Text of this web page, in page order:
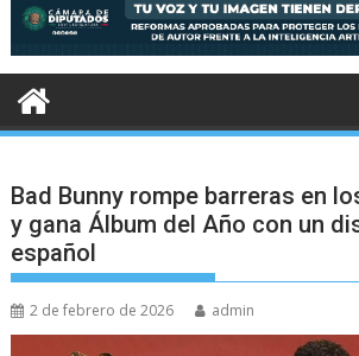
Bad Bunny rompe barreras en
y gana Álbum del Año con un
español
2 de febrero de 2026 admin